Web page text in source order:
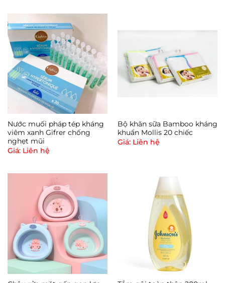
Nước muối pháp tép kháng
viêm xanh Gifrer chống
nghẹt mũi
Giá: Liên hệ
Bộ khăn sữa Bamboo kháng
khuẩn Mollis 20 chiếc
Giá: Liên hệ